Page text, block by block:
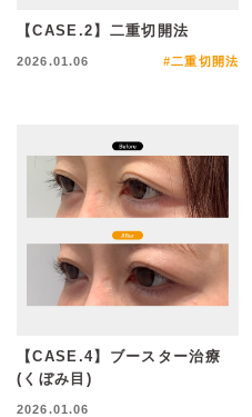
【CASE.2】二重切開法
2026.01.06 #二重切開法
【CASE.4】ブースター治療
(くぼみ目)
2026.01.06